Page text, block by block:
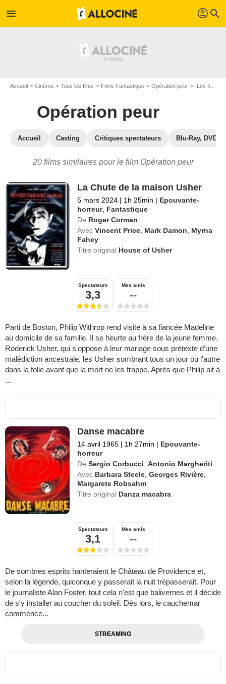
menu profil search
Accueil Cinéma Tous les films Films Fantastique Opération peur Les films similaires à "Opération peur"
Opération peur
Accueil Casting Critiques spectateurs Blu-Ray, DVD
20 films similaires pour le film Opération peur
La Chute de la maison Usher
5 mars 2024 | 1h 25min | Epouvante-
horreur, Fantastique
De Roger Corman
Avec Vincent Price Mark Damon
Myrna
Fahey
Titre original House of Usher
Spectateurs
3,3
Mes amis
--
Parti de Boston, Philip Withrop rend visite à sa fiancée Madeline
au domicile de sa famille. Il se heurte au frère de la jeune femme,
Roderick Usher, qui s'oppose à leur mariage sous prétexte d’une
malédiction ancestrale, les Usher sombrant tous un jour ou l'autre
dans la folie avant que la mort ne les frappe. Après que Philip ait à
...
Danse macabre
14 avril 1965 | 1h 27min | Epouvante-
horreur
De Sergio Corbucci ,Antonio Margheriti
Avec Barbara Steele ,Georges Rivière
Margarete Robsahm
Titre original Danza macabra
Spectateurs
3,1
Mes amis
--
De sombres esprits hanteraient le Château de Providence et,
selon la légende, quiconque y passerait la nuit trépasserait. Pour
le journaliste Alan Foster, tout cela n'est que balivernes et il décide
de s'y installer au coucher du soleil. Dès lors, le cauchemar
commence...
STREAMING